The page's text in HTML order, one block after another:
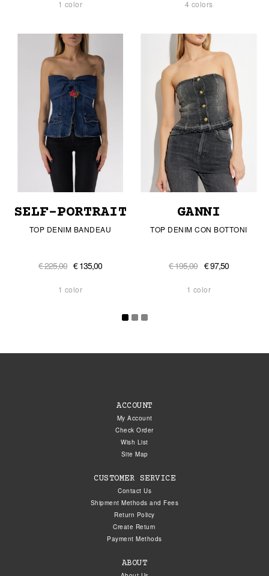
1 color 4 colors
SELF-PORTRAIT
TOP DENIM BANDEAU
€ 225,00 € 135,00
1 color
GANNI
TOP DENIM CON BOTTONI
€ 195,00 € 97,50
1 color
ACCOUNT
My Account
Check Order
Wish List
Site Map
CUSTOMER SERVICE
Contact Us
Shipment Methods and Fees
Return Policy
Create Return
Payment Methods
ABOUT